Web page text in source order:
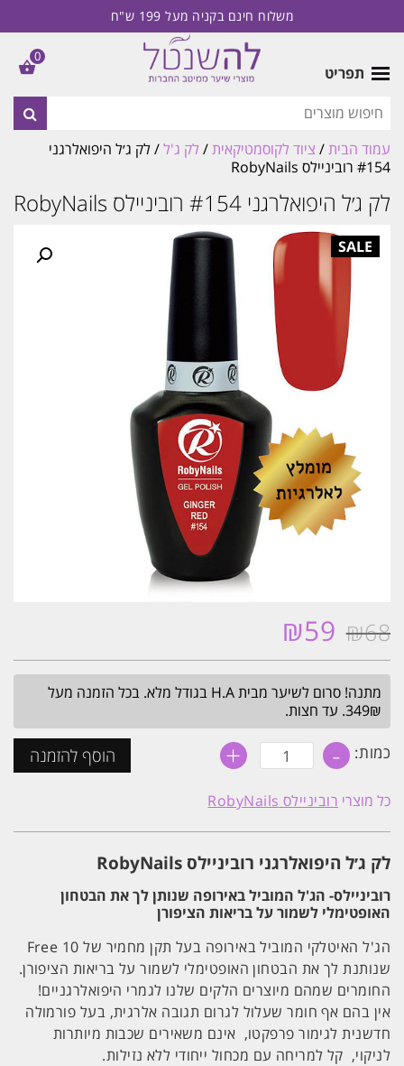
משלוח חינם בקניה מעל 199 ש"ח
תפריט
עמוד הבית/ ציוד לקוסמטיקאית/ לק ג'ל/ לק ג׳ל היפואלרגני
#154 רוביניילס RobyNails
לק ג׳ל היפואלרגני #154 רוביניילס RobyNails
₪68
המחיר
היה:
₪68.
₪59
הוא:
₪59.
מתנה! סרום לשיער מבית H.A בגודל מלא. בכל הזמנה מעל
349₪. עד חצות.
כמות: - כמות
של
ג׳ל
היפואלרגני
רוביניילס
+ הוסף להזמנה
כל מוצרי רוביניילס RobyNails
לק ג׳ל היפואלרגני רוביניילס RobyNails
רוביניילס- הג'ל המוביל באירופה שנותן לך את הבטחון
האופטימלי לשמור על בריאות הציפורן
הג'ל האיטלקי המוביל באירופה בעל תקן מחמיר של 10 Free
שנותנת לך את הבטחון האופטימלי לשמור על בריאות הציפורן.
החומרים שמהם מיוצרים הלקים שלנו לגמרי היפואלרגניים!
אין בהם אף חומר שעלול לגרום תגובה אלרגית, בעל פורמולה
חדשנית לגימור פרפקטו, אינם משאירים שכבות מיותרות
לניקוי, קל למריחה עם מכחול ייחודי ללא נזילות.
0